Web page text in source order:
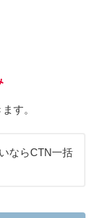
す。
ならCTN一括